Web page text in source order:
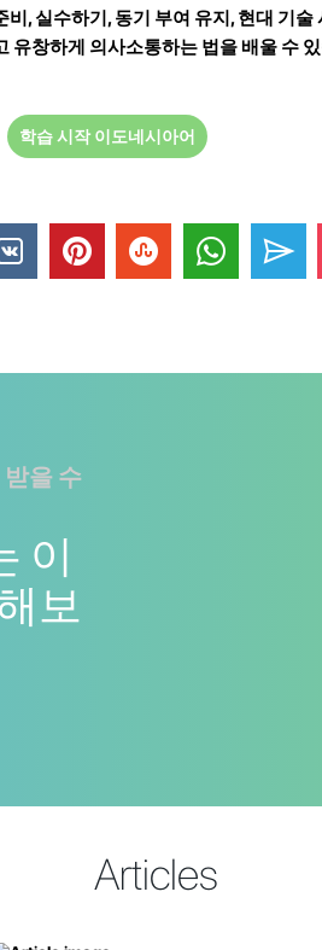
, 실수하기, 동기 부여 유지, 현대 기
유창하게 의사소통하는 법을 배울 수
학습 시작 이도네시아어
을 수
이
보
Articles